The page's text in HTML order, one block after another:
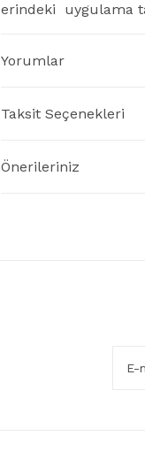
erindeki uygulama
Yorumlar
Taksit Seçenekleri
Önerileriniz